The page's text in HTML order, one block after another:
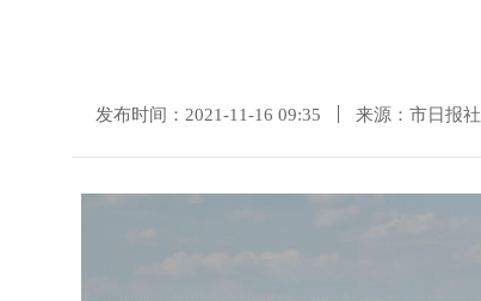
发布时间：2021-11-16 09:35 来源：市日报社